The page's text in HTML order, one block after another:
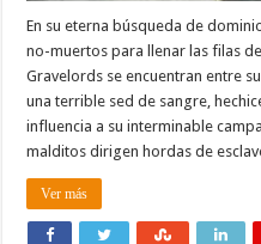
En su eterna búsqueda de
no-muertos para llenar las filas
Gravelords se encuentran entre
una terrible sed de sangre,
influencia a su interminable
malditos dirigen hordas de
Ver más